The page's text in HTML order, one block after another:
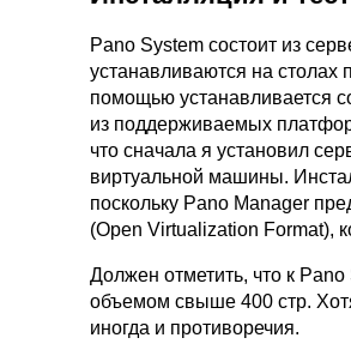
Pano System состоит из
устанавливаются на столах
помощью устанавливается
из поддерживаемых
что сначала я установил
виртуальной машины.
поскольку Pano Manager
(Open Virtualization Format),
Должен отметить, что к
объемом свыше 400 стр.
иногда и противоречия.